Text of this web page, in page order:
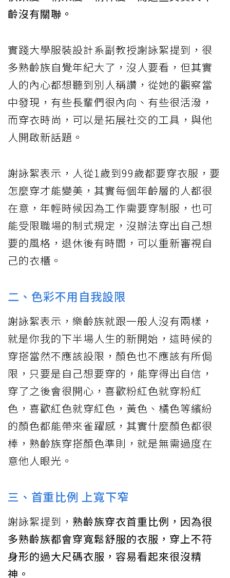
齡沒有關聯。
實踐大學服裝設計系副教授謝詠絮提到，很
多熟齡族自覺年紀大了，沒人要看，但其實
人的內心都想聽到別人稱讚，從她的觀察當
中發現，有些長輩們很內向、有些很活潑，
而穿衣時尚，可以是拓展社交的工具，與他
人開啟新話題。
謝詠絮表示，人從1歲到99歲都要穿衣服，要
怎麼穿才能變美，其實每個年齡層的人都很
在意，年輕時候因為工作需要穿制服，也可
能受限職場的制式規定，沒辦法穿出自己想
要的風格，退休後有時間，可以重新審視自
己的衣櫃。
二、色彩不用自我設限
謝詠絮表示，樂齡族就跟一般人沒有兩樣，
就是你我的下半場人生的新開始，這時候的
穿搭當然不應該設限，顏色也不應該有所侷
限，只要是自己想要穿的，能穿得出自信，
穿了之後會很開心，喜歡粉紅色就穿粉紅
色，喜歡紅色就穿紅色，黃色、橘色等繽紛
的顏色都能帶來雀躍感，其實什麼顏色都很
棒，熟齡族穿搭顏色準則，就是無需過度在
意他人眼光。
三、首重比例 上寬下窄
謝詠絮提到， 熟齡族穿衣首重比例，因為很
多熟齡族都會穿寬鬆舒服的衣服，穿上不符
身形的過大尺碼衣服，容易看起來很沒精
神。